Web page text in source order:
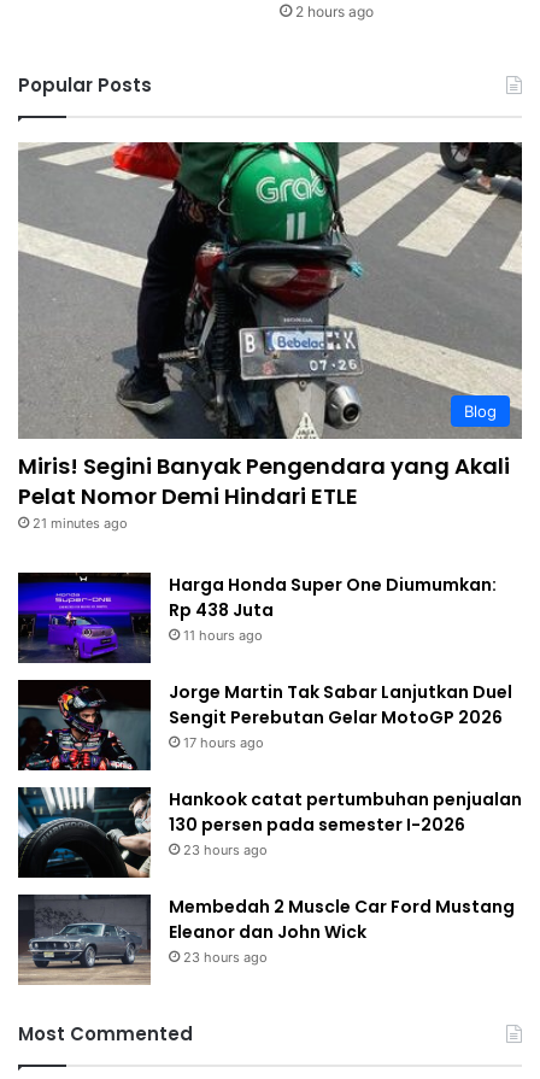
2 hours ago
Popular Posts
Blog
Miris! Segini Banyak Pengendara yang Akali
Pelat Nomor Demi Hindari ETLE
21 minutes ago
Harga Honda Super One Diumumkan:
Rp 438 Juta
11 hours ago
Jorge Martin Tak Sabar Lanjutkan Duel
Sengit Perebutan Gelar MotoGP 2026
17 hours ago
Hankook catat pertumbuhan penjualan
130 persen pada semester I-2026
23 hours ago
Membedah 2 Muscle Car Ford Mustang
Eleanor dan John Wick
23 hours ago
Most Commented